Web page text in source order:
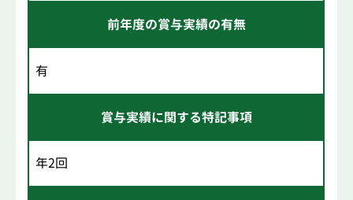
前年度の賞与実績の有無
有
賞与実績に関する特記事項
年2回